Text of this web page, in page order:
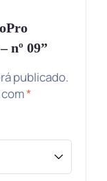
nº 09”
publicado.
*